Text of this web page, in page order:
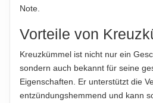
ABTROPFGEWICHT
NETTOFÜLLMENGE
1pcs
Hinweis zur Haftung: Für die vorstehenden
Note.
Vorteile von
Kreuzkümmel ist nicht nur ein
sondern auch bekannt für seine
Eigenschaften. Er unterstützt die
entzündungshemmend und kann